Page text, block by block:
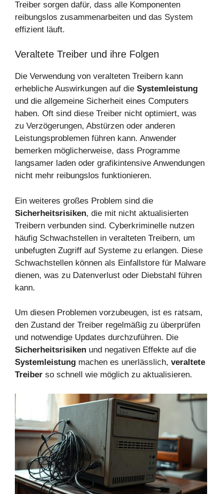
Treiber sorgen dafür, dass alle Komponenten
reibungslos zusammenarbeiten und das System
effizient läuft.
Veraltete Treiber und ihre Folgen
Die Verwendung von veralteten Treibern kann
erhebliche Auswirkungen auf die Systemleistung
und die allgemeine Sicherheit eines Computers
haben. Oft sind diese Treiber nicht optimiert, was
zu Verzögerungen, Abstürzen oder anderen
Leistungsproblemen führen kann. Anwender
bemerken möglicherweise, dass Programme
langsamer laden oder grafikintensive Anwendungen
nicht mehr reibungslos funktionieren.
Ein weiteres großes Problem sind die
Sicherheitsrisiken, die mit nicht aktualisierten
Treibern verbunden sind. Cyberkriminelle nutzen
häufig Schwachstellen in veralteten Treibern, um
unbefugten Zugriff auf Systeme zu erlangen. Diese
Schwachstellen können als Einfallstore für Malware
dienen, was zu Datenverlust oder Diebstahl führen
kann.
Um diesen Problemen vorzubeugen, ist es ratsam,
den Zustand der Treiber regelmäßig zu überprüfen
und notwendige Updates durchzuführen. Die
Sicherheitsrisiken und negativen Effekte auf die
Systemleistung machen es unerlässlich, veraltete
Treiber so schnell wie möglich zu aktualisieren.